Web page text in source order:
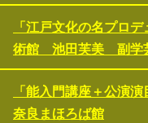
「江戸文化の名プロ
術館 池田芙美 副学
「能入門講座＋公演
奈良まほろば館